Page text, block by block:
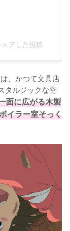
アした投稿
、かつて文具店
タルジックな空
面に広がる木製
イラー室そっく